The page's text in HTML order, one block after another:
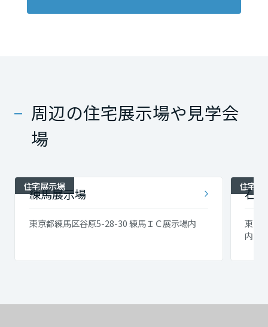
周辺の住宅展示場や見学会
場
住宅展示場
練馬展示場
東京都練馬区谷原5-28-30 練馬ＩＣ展示場内
住宅展
石
東京
内